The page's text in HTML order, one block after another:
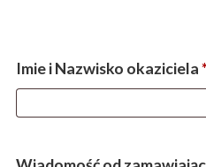
Imie i Nazwisko okaziciela*